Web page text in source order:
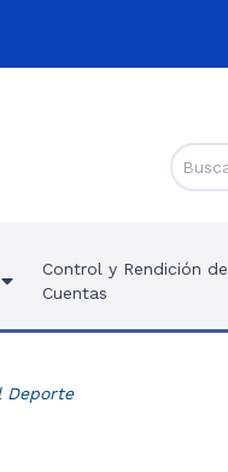
Control y Rendición de
Cuentas
Deporte